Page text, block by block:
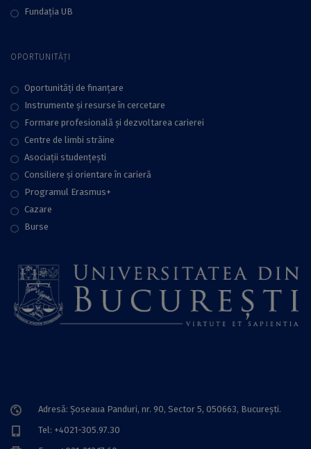
Fundaţia UB
OPORTUNITĂȚI
Oportunități de finanțare
Instrumente și resurse în cercetare
Formare profesională și dezvoltarea carierei
Centre de limbi străine
Asociații studențești
Consiliere şi orientare în carieră
Programul Erasmus+
Cazare
Burse
Adresă: Șoseaua Panduri, nr. 90, Sector 5, 050663, Bucureşti.
Tel: +4021-305.97.30